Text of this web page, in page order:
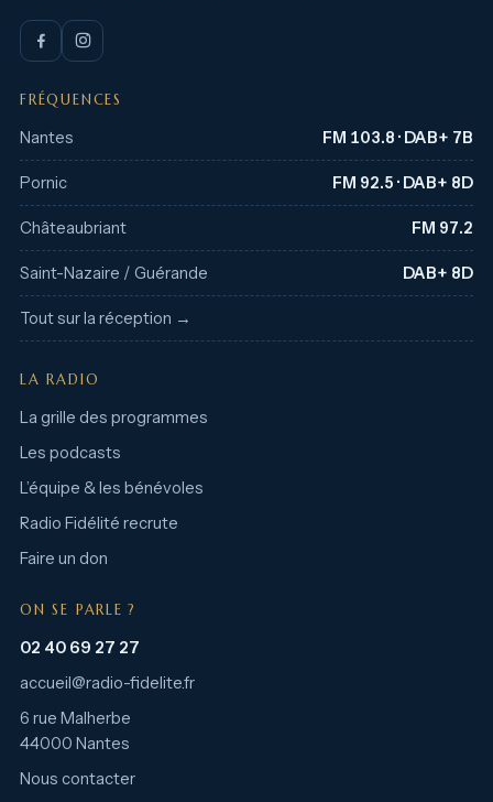
FRÉQUENCES
Nantes FM 103.8 · DAB+ 7B
Pornic FM 92.5 · DAB+ 8D
Châteaubriant FM 97.2
Saint-Nazaire / Guérande DAB+ 8D
Tout sur la réception →
LA RADIO
La grille des programmes
Les podcasts
L’équipe & les bénévoles
Radio Fidélité recrute
Faire un don
ON SE PARLE ?
02 40 69 27 27
accueil@radio-fidelite.fr
6 rue Malherbe
44000 Nantes
Nous contacter